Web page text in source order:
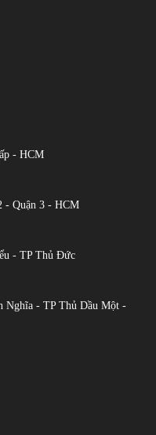
- HCM
- Quận 3 - HCM
- TP Thủ Đức
Nghĩa - TP Thủ Dầu Một -